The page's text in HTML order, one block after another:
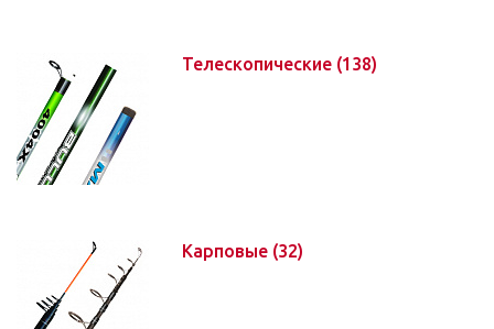
Телескопические (138)
Карповые (32)